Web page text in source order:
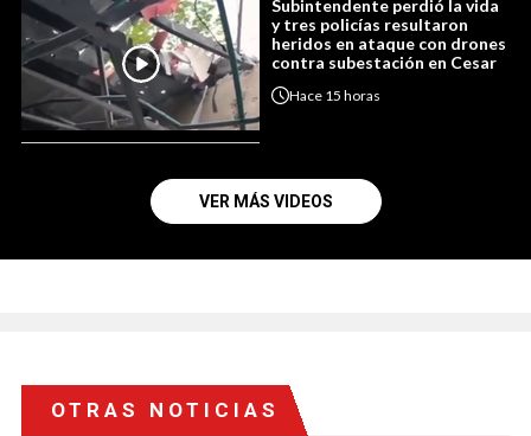
Subintendente perdió la vida
y tres policías resultaron
heridos en ataque con drones
contra subestación en Cesar
Hace 15 horas
VER MÁS VIDEOS
OTRAS NOTICIAS